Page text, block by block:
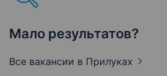
Мало результатов?
Все вакансии в Прилуках